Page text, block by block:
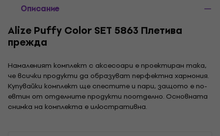
Описание
Alize Puffy Color SET 5863 Плетива
прежда
Намаленият комплект с аксесоари е проектиран така,
че всички продукти да образуват перфектна хармония.
Купувайки комплект ще спестите и пари, защото е по-
евтин от отделните продукти поотделно. Основната
снимка на комплекта е илюстративна.